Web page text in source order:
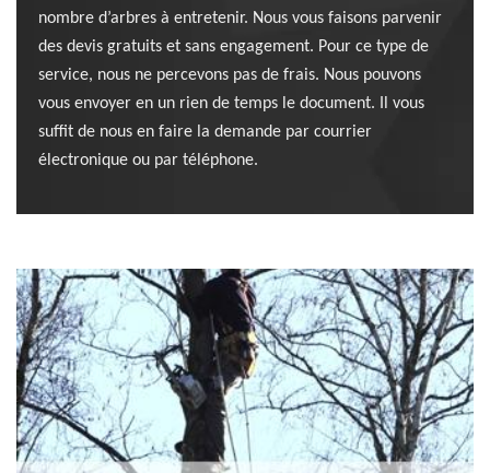
nombre d’arbres à entretenir. Nous vous faisons parvenir
des devis gratuits et sans engagement. Pour ce type de
service, nous ne percevons pas de frais. Nous pouvons
vous envoyer en un rien de temps le document. Il vous
suffit de nous en faire la demande par courrier
électronique ou par téléphone.